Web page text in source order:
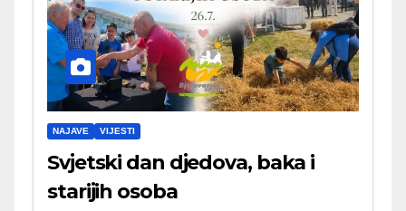
NAJAVE VIJESTI
Svjetski dan djedova, baka i
starijih osoba